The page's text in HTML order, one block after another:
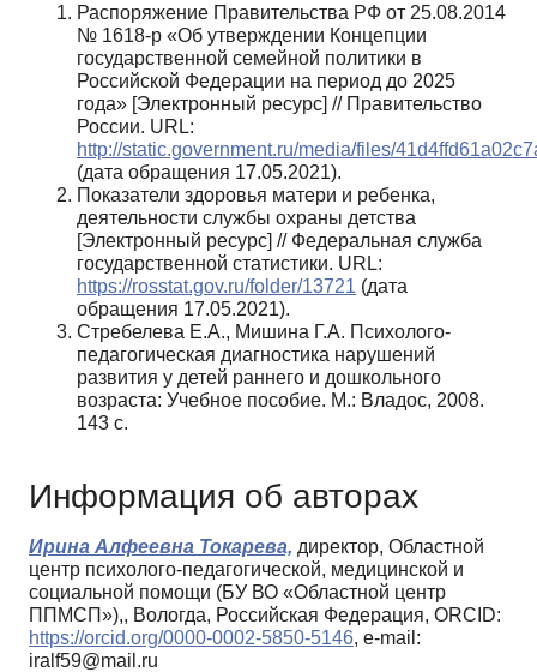
Распоряжение Правительства РФ от 25.08.2014
№ 1618-р «Об утверждении Концепции
государственной семейной политики в
Российской Федерации на период до 2025
года» [Электронный ресурс] // Правительство
России. URL:
http://static.government.ru/media/files/
(дата обращения 17.05.2021).
Показатели здоровья матери и ребенка,
деятельности службы охраны детства
[Электронный ресурс] // Федеральная служба
государственной статистики. URL:
https://rosstat.gov.ru/folder/13721 (дата
обращения 17.05.2021).
Стребелева Е.А., Мишина Г.А. Психолого-
педагогическая диагностика нарушений
развития у детей раннего и дошкольного
возраста: Учебное пособие. М.: Владос, 2008.
143 с.
Информация об авторах
Ирина Алфеевна Токарева, директор, Областной
центр психолого-педагогической, медицинской и
социальной помощи (БУ ВО «Областной центр
ППМСП»),, Вологда, Российская Федерация, ORCID:
https://orcid.org/0000-0002-5850-5146, e-mail:
iralf59@mail.ru